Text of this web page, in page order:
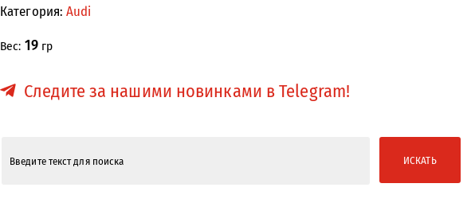
Категория:Audi
Вес: 19гр
Следите за нашими новинками в Telegram!
ИСКАТЬ